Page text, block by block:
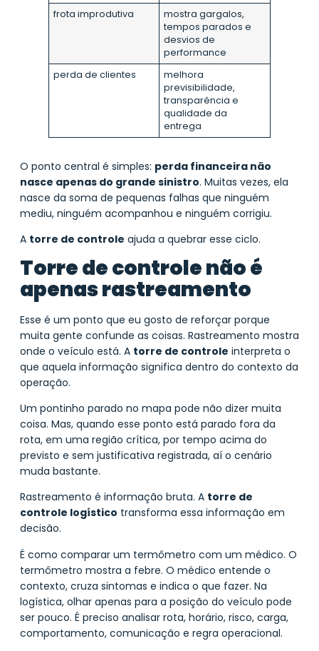
frota improdutiva
mostra gargalos,
tempos parados e
desvios de
performance
perda de clientes
melhora
previsibilidade,
transparência e
qualidade da
entrega
O ponto central é simples: perda financeira não
nasce apenas do grande sinistro. Muitas vezes, ela
nasce da soma de pequenas falhas que ninguém
mediu, ninguém acompanhou e ninguém corrigiu.
A torre de controle ajuda a quebrar esse ciclo.
Torre de controle não é
apenas rastreamento
Esse é um ponto que eu gosto de reforçar porque
muita gente confunde as coisas. Rastreamento mostra
onde o veículo está. A torre de controle interpreta o
que aquela informação significa dentro do contexto da
operação.
Um pontinho parado no mapa pode não dizer muita
coisa. Mas, quando esse ponto está parado fora da
rota, em uma região crítica, por tempo acima do
previsto e sem justificativa registrada, aí o cenário
muda bastante.
Rastreamento é informação bruta. A torre de
controle logístico transforma essa informação em
decisão.
É como comparar um termômetro com um médico. O
termômetro mostra a febre. O médico entende o
contexto, cruza sintomas e indica o que fazer. Na
logística, olhar apenas para a posição do veículo pode
ser pouco. É preciso analisar rota, horário, risco, carga,
comportamento, comunicação e regra operacional.